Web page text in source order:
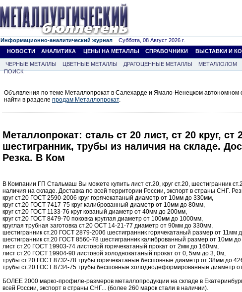
Информационно-аналитический журнал Суббота, 08 Август 2026 г.
НОВОСТИ
АНАЛИТИКА ЦЕНЫ НА МЕТАЛЛЫ СПРАВОЧНИКИ ВЫСТАВКИ И
ЧЕРНЫЕ МЕТАЛЛЫ ЦВЕТНЫЕ МЕТАЛЛЫ ДРАГОЦЕННЫЕ МЕТАЛЛЫ МЕТАЛЛОЛОМ
ПОИСК
Объявления по теме Металлопрокат в Салехарде и Ямало-Ненецком автономном
найти в разделе продам Металлопрокат.
Металлопрокат: сталь ст 20 лист, ст 20 круг, ст
шестигранник, трубы из наличия на складе.
Резка. В Ком
В Компании ГП Стальмаш Вы можете купить лист ст.20, круг ст.20, шестигранник
наличия на складе. Доставка по всей территории России, экспорт в страны СНГ.
круг ст.20 ГОСТ 2590-2006 круг горячекатаный диаметр от 10мм до 330мм,
круг ст.20 ГОСТ 7417-75 круг калиброванный диаметр от 10мм до 80мм,
круг ст.20 ГОСТ 1133-76 круг кованый диаметр от 40мм до 200мм,
круг ст.20 ГОСТ 8479-70 поковка круглая диаметр от 100мм до 1000мм,
круглая трубная заготовка ст.20 ОСТ 14-21-77 диаметр от 90мм до 330мм,
шестигранник ст.20 ГОСТ 2879-2006 шестигранник горячекатаный размер от 11мм
шестигранник ст.20 ГОСТ 8560-78 шестигранник калиброванный размер от 10мм до
лист ст.20 ГОСТ 19903-74 листовой горячекатаный прокат от 2мм до 160мм,
лист ст.20 ГОСТ 19904-90 листовой холоднокатаный прокат от 0, 5мм до 3, 0м,
трубы ст.20 ГОСТ 8732-78 трубы горячекатаные бесшовные диаметр от 38мм до
трубы ст.20 ГОСТ 8734-75 трубы бесшовные холоднодеформированные диаметр
БОЛЕЕ 2000 марко-профиле-размеров металлопродукции на складе в
всей России, экспорт в страны СНГ... (более 260 марок стали в наличии).